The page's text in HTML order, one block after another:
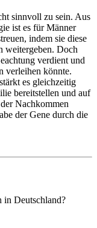
sinnvoll zu sein. Aus
ist es für Männer
indem sie diese
weitergeben. Doch
verdient und
verleihen könnte.
es gleichzeitig
bereitstellen und auf
Nachkommen
der Gene durch die
in Deutschland?